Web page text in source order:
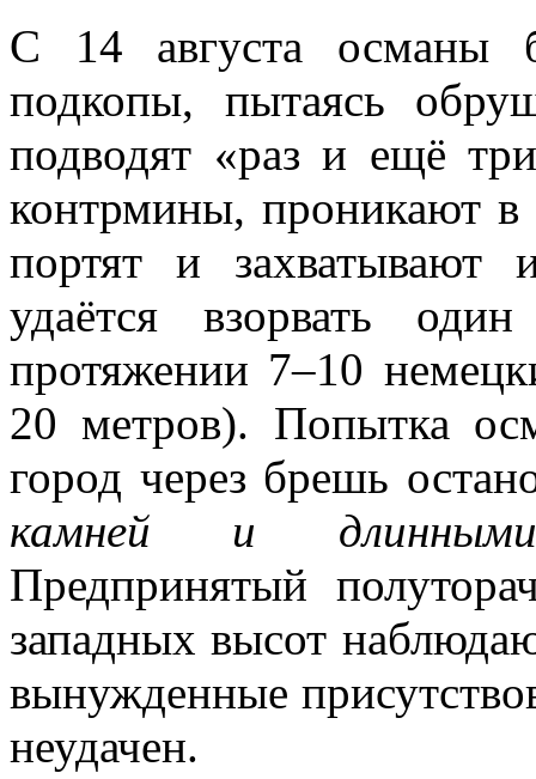
С 14 августа османы
подкопы, пытаясь
подводят «раз и ещё
контрмины, проникают в
портят и захватывают
удаётся взорвать
протяжении 7–10
20 метров). Попытка
город через брешь
камней и
Предпринятый
западных высот
вынужденные
неудачен.